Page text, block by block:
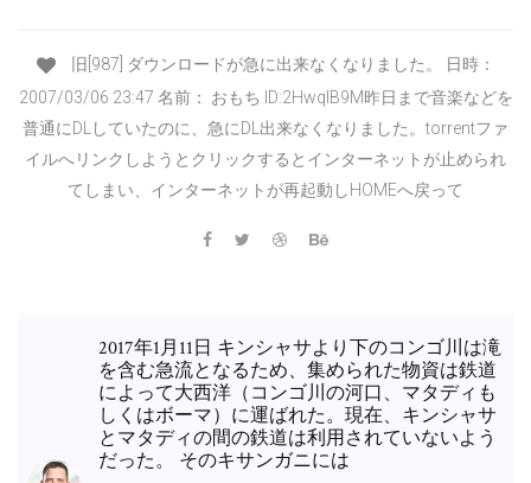
旧[987] ダウンロードが急に出来なくなりました。 日時：
2007/03/06 23:47 名前： おもち ID:2HwqlB9M昨日まで音楽などを
普通にDLしていたのに、急にDL出来なくなりました。torrentファ
イルへリンクしようとクリックするとインターネットが止められ
てしまい、インターネットが再起動しHOMEへ戻って
2017年1月11日 キンシャサより下のコンゴ川は滝
を含む急流となるため、集められた物資は鉄道
によって大西洋（コンゴ川の河口、マタディも
しくはボーマ）に運ばれた。現在、キンシャサ
とマタディの間の鉄道は利用されていないよう
だった。 そのキサンガニには